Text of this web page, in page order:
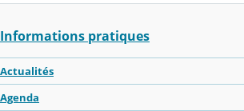
Informations pratiques
Actualités
Agenda